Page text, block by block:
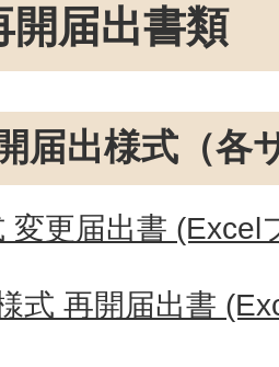
開届出書類
届出様式（各
変更届出書 (Excel
式 再開届出書